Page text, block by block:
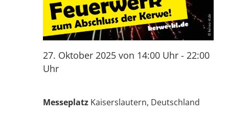
27. Oktober 2025 von 14:00 Uhr - 22:00
Uhr
Messeplatz Kaiserslautern, Deutschland